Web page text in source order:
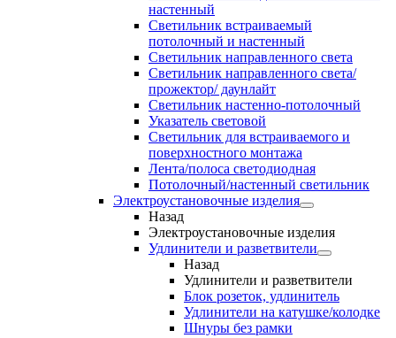
настенный
Светильник встраиваемый
потолочный и настенный
Светильник направленного света
Светильник направленного света/
прожектор/ даунлайт
Светильник настенно-потолочный
Указатель световой
Светильник для встраиваемого и
поверхностного монтажа
Лента/полоса светодиодная
Потолочный/настенный светильник
Электроустановочные изделия
Назад
Электроустановочные изделия
Удлинители и разветвители
Назад
Удлинители и разветвители
Блок розеток, удлинитель
Удлинители на катушке/колодке
Шнуры без рамки